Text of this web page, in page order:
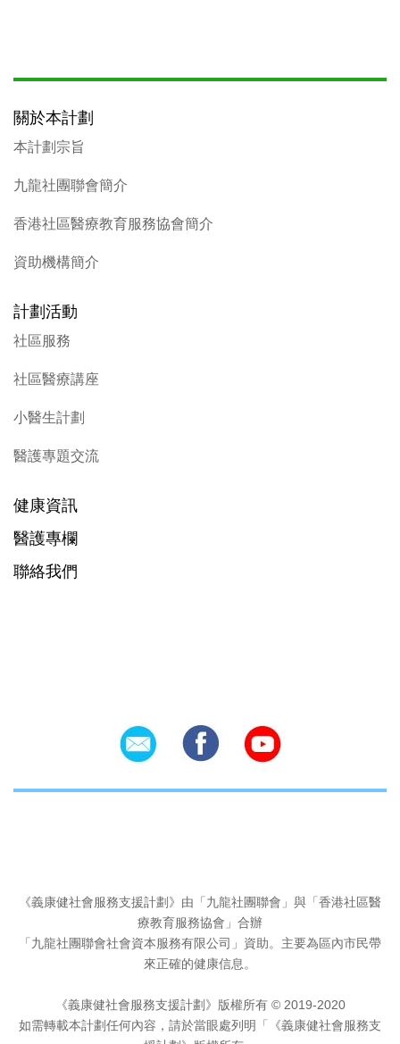
關於本計劃
本計劃宗旨
九龍社團聯會簡介
香港社區醫療教育服務協會簡介
資助機構簡介
計劃活動
社區服務
社區醫療講座
小醫生計劃
醫護專題交流
健康資訊
醫護專欄
聯絡我們
《義康健社會服務支援計劃》由「九龍社團聯會」與「香港社區醫
療教育服務協會」合辦
「九龍社團聯會社會資本服務有限公司」資助。主要為區內市民帶
來正確的健康信息。
《義康健社會服務支援計劃》版權所有 © 2019-2020
如需轉載本計劃任何內容，請於當眼處列明「《義康健社會服務支